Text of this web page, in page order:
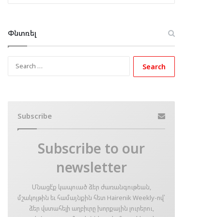
Փնտռել
Subscribe
Subscribe to our
newsletter
Մնացէ՛ք կապուած ձեր ժառանգութեան,
մշակոյթին եւ համայնքին հետ Hairenik Weekly-ով՝
ձեր վստահելի աղբիւրը խորքային լուրերու,